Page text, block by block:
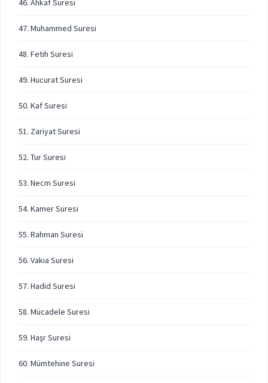
46. Ahkaf Suresi
47. Muhammed Suresi
48. Fetih Suresi
49. Hucurat Suresi
50. Kaf Suresi
51. Zariyat Suresi
52. Tur Suresi
53. Necm Suresi
54. Kamer Suresi
55. Rahman Suresi
56. Vakıa Suresi
57. Hadid Suresi
58. Mücadele Suresi
59. Haşr Suresi
60. Mümtehine Suresi